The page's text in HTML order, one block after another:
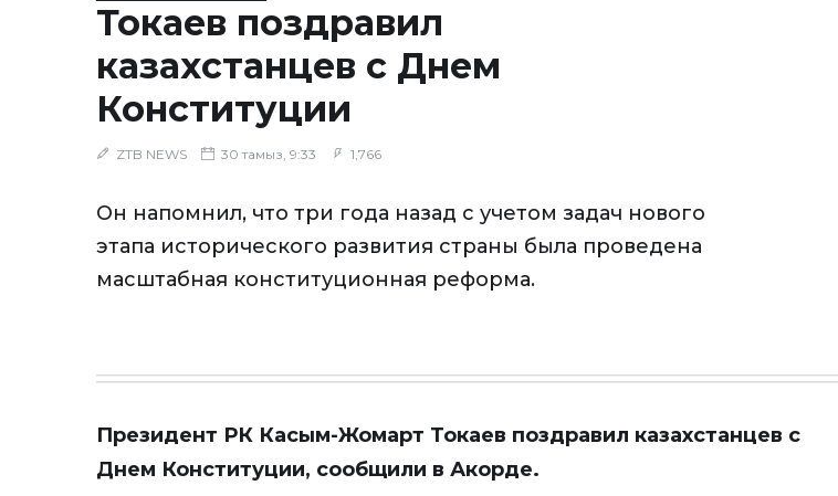
Токаев поздравил
казахстанцев с Днем
Конституции
ZTB NEWS 30 тамыз, 9:33 1,766
Он напомнил, что три года назад с учетом задач нового
этапа исторического развития страны была проведена
масштабная конституционная реформа.
Президент РК Касым-Жомарт Токаев поздравил казахстанцев с
Днем Конституции, сообщили в Акорде.